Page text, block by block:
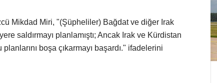
Mikdad Miri, "(Şüpheliler) Bağdat ve diğer Irak
saldırmayı planlamıştı; Ancak Irak ve Kürdistan
boşa çıkarmayı başardı." ifadelerini